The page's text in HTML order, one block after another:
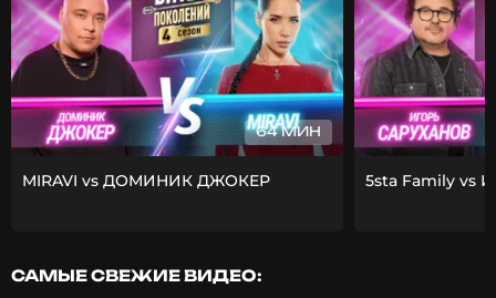
64 МИН
MIRAVI vs ДОМИНИК ДЖОКЕР 5sta Family vs
САМЫЕ СВЕЖИЕ ВИДЕО: